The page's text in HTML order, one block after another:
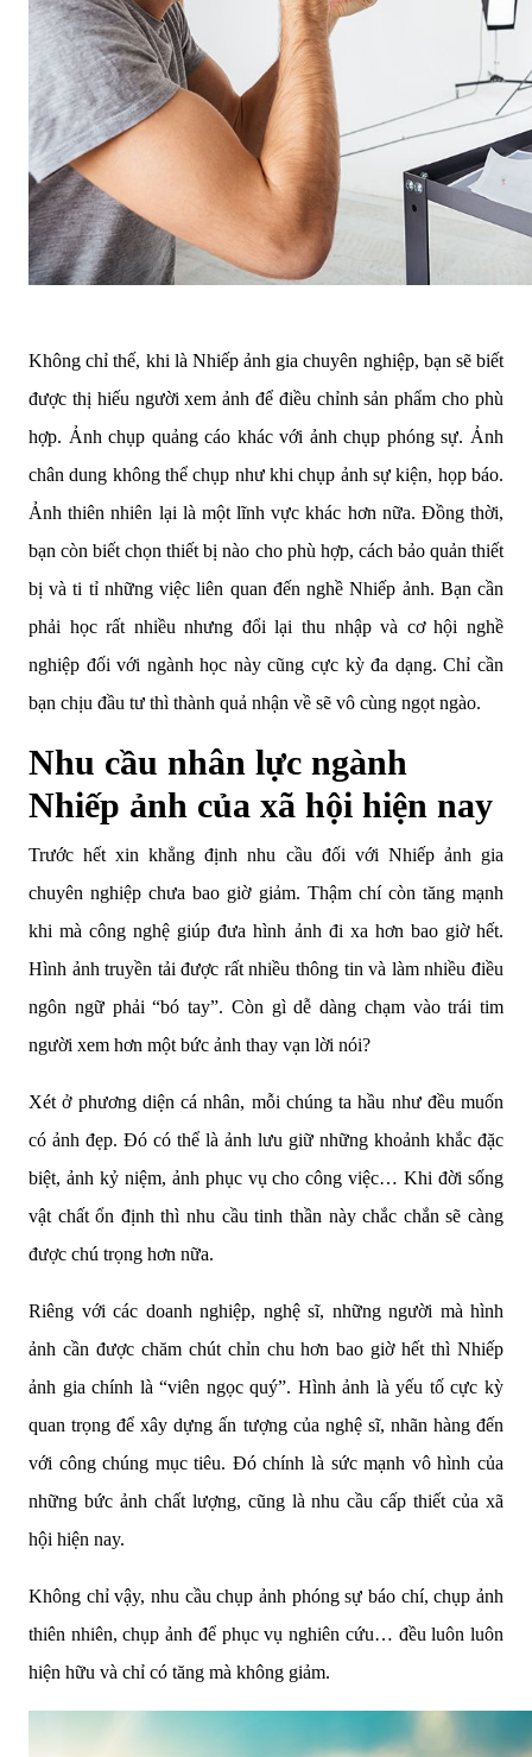
Không chỉ thế, khi là Nhiếp ảnh gia chuyên nghiệp, bạn sẽ biết
được thị hiếu người xem ảnh để điều chỉnh sản phẩm cho phù
hợp. Ảnh chụp quảng cáo khác với ảnh chụp phóng sự. Ảnh
chân dung không thể chụp như khi chụp ảnh sự kiện, họp báo.
Ảnh thiên nhiên lại là một lĩnh vực khác hơn nữa. Đồng thời,
bạn còn biết chọn thiết bị nào cho phù hợp, cách bảo quản thiết
bị và ti tỉ những việc liên quan đến nghề Nhiếp ảnh. Bạn cần
phải học rất nhiều nhưng đổi lại thu nhập và cơ hội nghề
nghiệp đối với ngành học này cũng cực kỳ đa dạng. Chỉ cần
bạn chịu đầu tư thì thành quả nhận về sẽ vô cùng ngọt ngào.
Nhu cầu nhân lực ngành
Nhiếp ảnh của xã hội hiện nay
Trước hết xin khẳng định nhu cầu đối với Nhiếp ảnh gia
chuyên nghiệp chưa bao giờ giảm. Thậm chí còn tăng mạnh
khi mà công nghệ giúp đưa hình ảnh đi xa hơn bao giờ hết.
Hình ảnh truyền tải được rất nhiều thông tin và làm nhiều điều
ngôn ngữ phải “bó tay”. Còn gì dễ dàng chạm vào trái tim
người xem hơn một bức ảnh thay vạn lời nói?
Xét ở phương diện cá nhân, mỗi chúng ta hầu như đều muốn
có ảnh đẹp. Đó có thể là ảnh lưu giữ những khoảnh khắc đặc
biệt, ảnh kỷ niệm, ảnh phục vụ cho công việc… Khi đời sống
vật chất ổn định thì nhu cầu tinh thần này chắc chắn sẽ càng
được chú trọng hơn nữa.
Riêng với các doanh nghiệp, nghệ sĩ, những người mà hình
ảnh cần được chăm chút chỉn chu hơn bao giờ hết thì Nhiếp
ảnh gia chính là “viên ngọc quý”. Hình ảnh là yếu tố cực kỳ
quan trọng để xây dựng ấn tượng của nghệ sĩ, nhãn hàng đến
với công chúng mục tiêu. Đó chính là sức mạnh vô hình của
những bức ảnh chất lượng, cũng là nhu cầu cấp thiết của xã
hội hiện nay.
Không chỉ vậy, nhu cầu chụp ảnh phóng sự báo chí, chụp ảnh
thiên nhiên, chụp ảnh để phục vụ nghiên cứu… đều luôn luôn
hiện hữu và chỉ có tăng mà không giảm.